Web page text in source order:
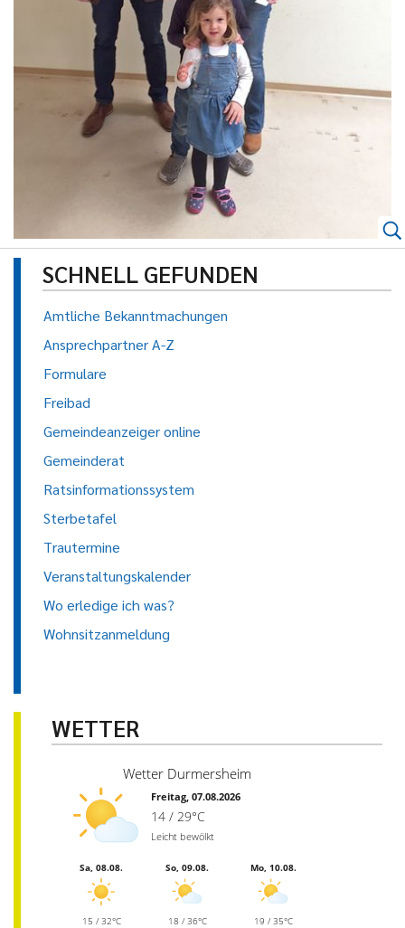
SCHNELL GEFUNDEN
Amtliche Bekanntmachungen
Ansprechpartner A-Z
Formulare
Freibad
Gemeindeanzeiger online
Gemeinderat
Ratsinformationssystem
Sterbetafel
Trautermine
Veranstaltungskalender
Wo erledige ich was?
Wohnsitzanmeldung
WETTER
Wetter Durmersheim
Freitag, 07.08.2026
14 / 29°C
Leicht bewölkt
Sa, 08.08.
15 / 32°C
So, 09.08.
18 / 36°C
Mo, 10.08.
19 / 35°C